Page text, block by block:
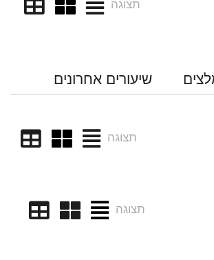
תצוגה
שיעורים אחרונים
תצוגה
תצוגה